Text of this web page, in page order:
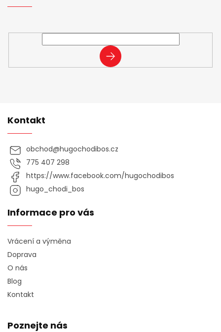
PŘIHLÁSIT
SE
Kontakt
obchod@hugochodibos.cz
775 407 298
https://www.facebook.com/hugochodibos
hugo_chodi_bos
Informace pro vás
Vrácení a výměna
Doprava
O nás
Blog
Kontakt
Poznejte nás